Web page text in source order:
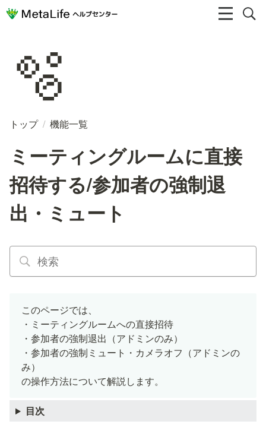
🫧
トップ / 機能一覧
ミーティングルームに直接
招待する/参加者の強制退
出・ミュート
このページでは、
・ミーティングルームへの直接招待
・参加者の強制退出（アドミンのみ）
・参加者の強制ミュート・カメラオフ（アドミンの
み）
の操作方法について解説します。
目次